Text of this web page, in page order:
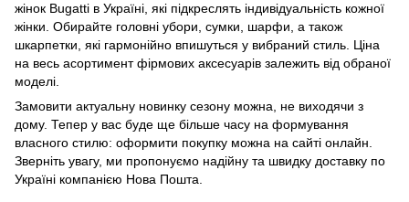
жінок Bugatti в Україні, які підкреслять індивідуальність кожної
жінки. Обирайте головні убори, сумки, шарфи, а також
шкарпетки, які гармонійно впишуться у вибраний стиль. Ціна
на весь асортимент фірмових аксесуарів залежить від обраної
моделі.
Замовити актуальну новинку сезону можна, не виходячи з
дому. Тепер у вас буде ще більше часу на формування
власного стилю: оформити покупку можна на сайті онлайн.
Зверніть увагу, ми пропонуємо надійну та швидку доставку по
Україні компанією Нова Пошта.